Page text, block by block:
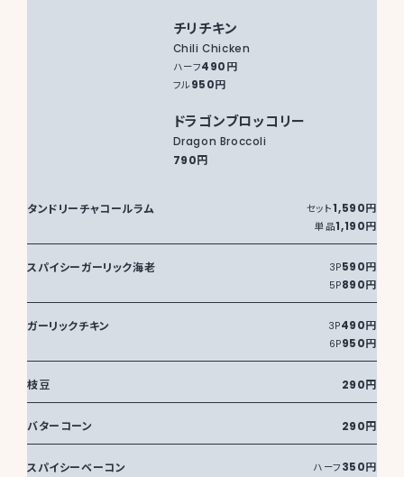
チリチキン
Chili Chicken
ハーフ490円
フル950円
ドラゴンブロッコリー
Dragon Broccoli
790円
タンドリーチャコールラム セット1,590円
単品1,190円
スパイシーガーリック海老 3P590円
5P890円
ガーリックチキン 3P490円
6P950円
枝豆 290円
バターコーン 290円
スパイシーベーコン ハーフ 350円